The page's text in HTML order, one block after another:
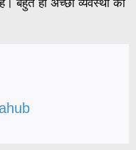
बहुत ही अच्छी व्यवस्था की